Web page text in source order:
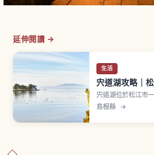
延伸閱讀 →
生活
宍道湖攻略｜
宍道湖位於松江市
觀聞名，也是品嚐
料理的最佳地點之
遊湖船、湖畔公園
島根縣 →